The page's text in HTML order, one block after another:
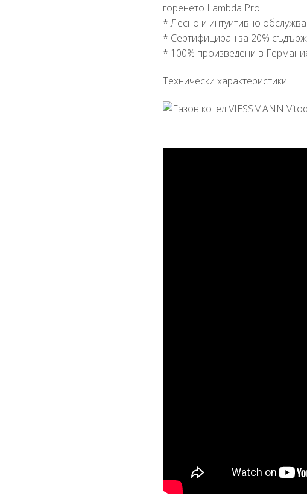
горенето Lambda Pro
* Лесно и интуитивно
* Сертифициран за 20%
* 100% произведени в
Технически характеристики: